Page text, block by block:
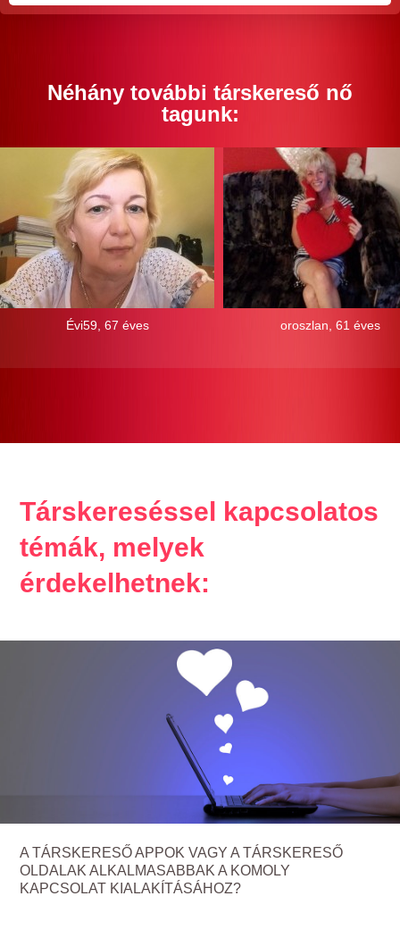
Néhány további társkereső nő
tagunk:
Évi59, 67 éves oroszlan, 61 éves
Társkereséssel kapcsolatos
témák, melyek
érdekelhetnek:
A TÁRSKERESŐ APPOK VAGY A TÁRSKERESŐ
OLDALAK ALKALMASABBAK A KOMOLY
KAPCSOLAT KIALAKÍTÁSÁHOZ?